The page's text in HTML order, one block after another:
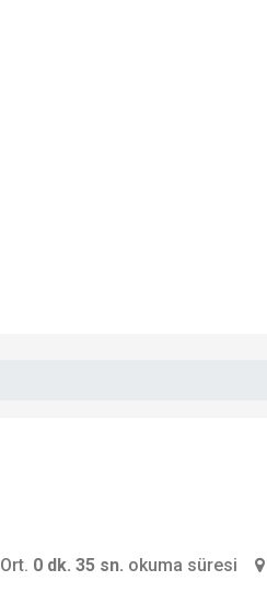
Ort. 0 dk. 35 sn. okuma süresi